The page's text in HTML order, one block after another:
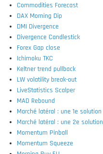
Commodities Forecast
DAX Morning Dip
DMI Divergence
Divergence Candlestick
Forex Gap close
Ichimoku TKC
Keltner trend pullback
LW volatility break-out
LiveStatistics Scalper
MAD Rebound
Marché latéral : une 1e solution
Marché latéral : une 2e solution
Momentum Pinball
Momentum Squeeze